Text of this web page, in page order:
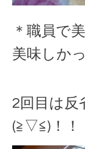
＊職員で
美味しか
2回目は反
(≧▽≦)！！